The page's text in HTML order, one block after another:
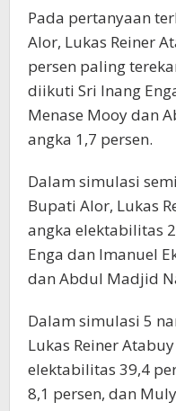
Pada pertanyaan
Alor, Lukas Reiner
persen paling
diikuti Sri Inang
Menase Mooy dan
angka 1,7 persen.
Dalam simulasi
Bupati Alor, Lukas
angka elektabilitas
Enga dan Imanuel
dan Abdul Madjid
Dalam simulasi 5
Lukas Reiner
elektabilitas 39,4
8,1 persen, dan